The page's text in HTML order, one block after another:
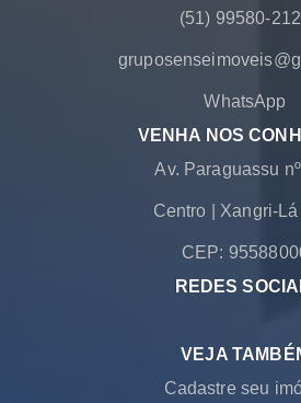
(51) 99580-
WhatsApp
VENHA NOS
Av. Paraguassu
Centro Xangri-Lá
CEP:
REDES
VEJA
Cadastre seu